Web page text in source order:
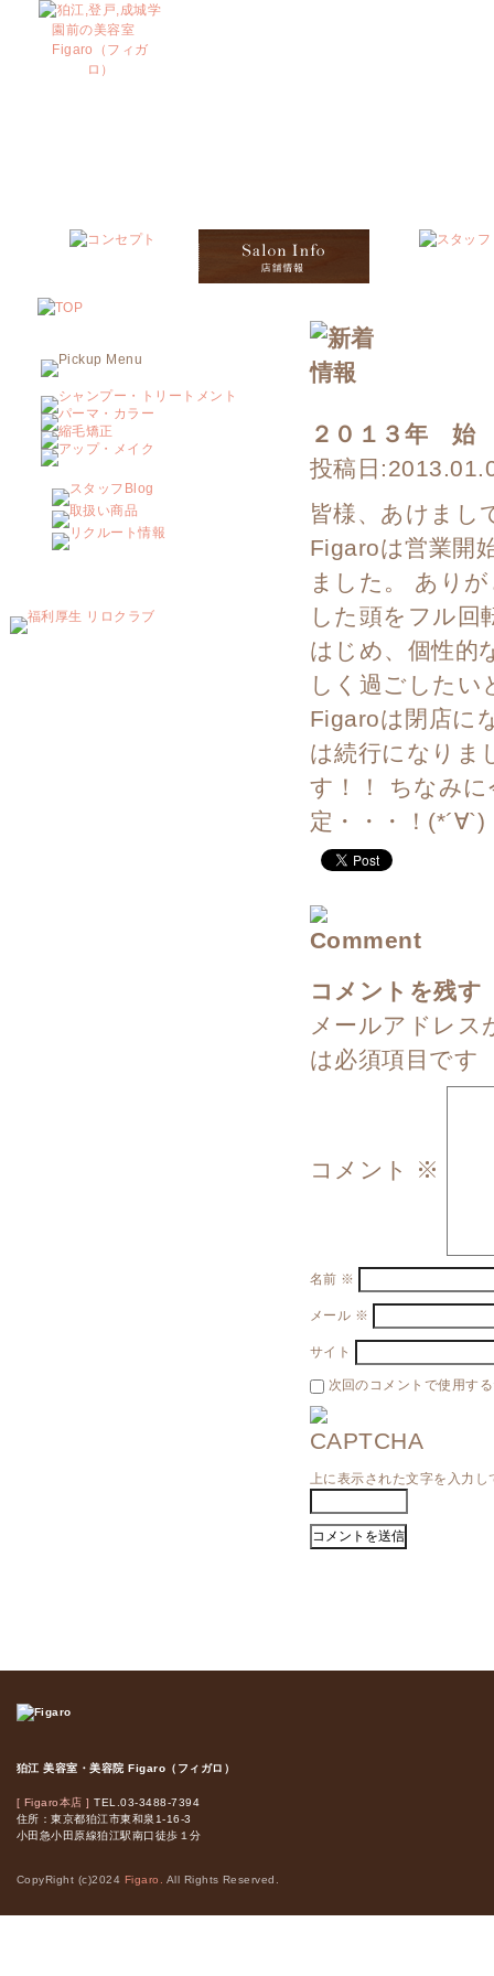
２０１３年 始
投稿日
皆様、あけまし
Figaroは営業開
ました。 あり
した頭をフル回
はじめ、個性的
しく過ごしたい
Figaroは閉店に
は続行になりま
す！！ ちなみ
定・・・！
コメントを残す
メールアドレ
は必須項目です
コメント ※
名前 ※
メール ※
サイト
次回のコメントで使用す
上に表示された文字を入力
狛江 美容室・美容院 Figaro（フィガロ）
[ Figaro本店 ] TEL.03-3488-7394
住所：東京都狛江市東和泉1-16-3
小田急小田原線狛江駅南口徒歩１分
CopyRight (c)2024 Figaro. All Rights Reserved.